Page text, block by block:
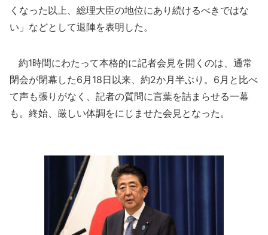
くなった以上、総理大臣の地位にあり続けるべきではな
い」などとして退陣を表明した。
約1時間にわたって本格的に記者会見を開くのは、通常
閉会が閉幕した6月18日以来、約2か月半ぶり。6月と比べ
て声も張りがなく、記者の質問に言葉を詰まらせる一幕
も。終始、厳しい体調をにじませた会見となった。